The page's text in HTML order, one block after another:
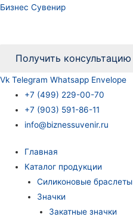
Бизнес Сувенир
Получить консультацию
Vk Telegram Whatsapp Envelope
+7 (499) 229-00-70
+7 (903) 591-86-11
info@biznessuvenir.ru
Главная
Каталог продукции
Силиконовые браслеты
Значки
Закатные значки